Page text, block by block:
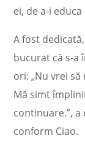
ei, de a-i
A fost
bucurat că s-a
ori: „Nu vrei să
Mă simt
continuare.”,
conform Ciao.